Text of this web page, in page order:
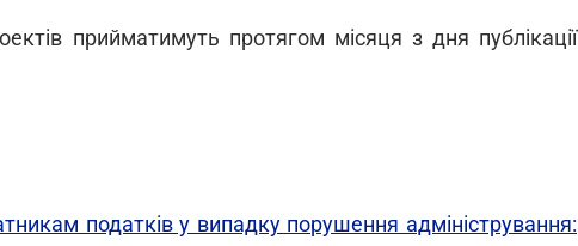
прийматимуть протягом місяця з дня публікації
податків у випадку порушення адміністрування: